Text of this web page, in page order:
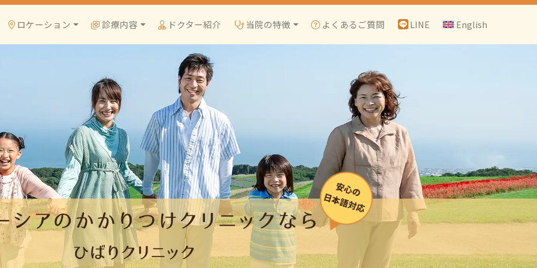
ロケーション 診療内容 ドクター紹介 当院の特徴 よくあるご質問 LINE English